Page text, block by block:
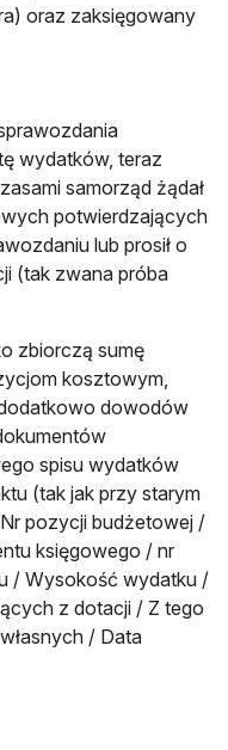
oraz zaksięgowany
wydatków, teraz
samorząd żądał
potwierdzających
lub prosił o
(tak zwana próba
zbiorczą sumę
kosztowym,
dowodów
spisu wydatków
(tak jak przy starym
pozycji budżetowej /
księgowego / nr
/ Wysokość wydatku /
z dotacji / Z tego
/ Data